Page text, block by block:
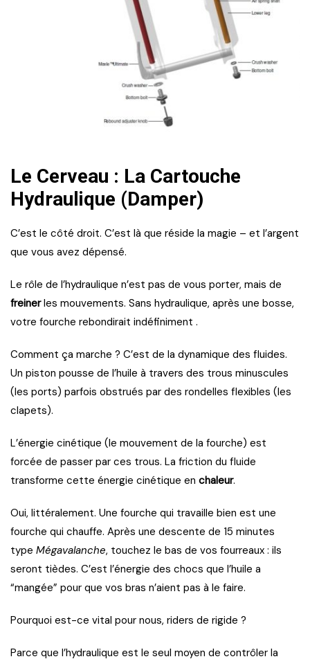
Le Cerveau : La Cartouche
Hydraulique (Damper)
C’est le côté droit. C’est là que réside la magie – et l’argent
que vous avez dépensé.
Le rôle de l’hydraulique n’est pas de vous porter, mais de
freinerles mouvements. Sans hydraulique, après une bosse,
votre fourche rebondirait indéfiniment .
Comment ça marche ? C’est de la dynamique des fluides.
Un piston pousse de l’huile à travers des trous minuscules
(les ports) parfois obstrués par des rondelles flexibles (les
clapets).
L’énergie cinétique (le mouvement de la fourche) est
forcée de passer par ces trous. La friction du fluide
transforme cette énergie cinétique en chaleur.
Oui, littéralement. Une fourche qui travaille bien est une
fourche qui chauffe. Après une descente de 15 minutes
type Mégavalanche, touchez le bas de vos fourreaux : ils
seront tièdes. C’est l’énergie des chocs que l’huile a
“mangée” pour que vos bras n’aient pas à le faire.
Pourquoi est-ce vital pour nous, riders de rigide ?
Parce que l’hydraulique est le seul moyen de contrôler la